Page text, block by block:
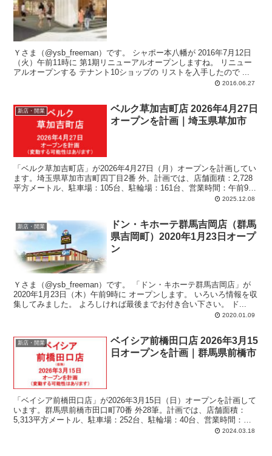
Ｙさま（@ysb_freeman）です。 シャポー本八幡が 2016年7月12日
（火）午前11時に 第1期リニューアルオープンしますね。 リニュー
アルオープンする テナント10ショップの リストを入手したので ...
2016.06.27
新店・開業
ベルク草加吉町店 2026年4月27日
オープンを計画｜埼玉県草加市
「ベルク草加吉町店」が2026年4月27日（月）オープンを計画してい
ます。埼玉県草加市吉町四丁目2番 外。計画では、店舗面積：2,728
平方メートル、駐車場：105台、駐輪場：161台、営業時間：午前9時
2025.12.08
新店・開業
ドン・キホーテ群馬吉岡店（群馬
県吉岡町）2020年1月23日オープ
ン
Ｙさま（@ysb_freeman）です。 「ドン・キホーテ群馬吉岡店」が
2020年1月23日（木）午前9時に オープンします。 いろいろ情報を収
集してみました。 よろしければ最後までお付き合い下さい。 ド...
2020.01.09
新店・開業
ベイシア前橋田口店 2026年3月15
日オープンを計画｜群馬県前橋市
「ベイシア前橋田口店」が2026年3月15日（日）オープンを計画して
います。群馬県前橋市田口町70番 外28筆。計画では、店舗面積：
5,313平方メートル、駐車場：252台、駐輪場：40台、営業時間：午
2024.03.18